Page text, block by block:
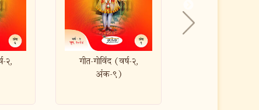
२,
गीत-गोविंद (वर्ष-२,
अंक-८)